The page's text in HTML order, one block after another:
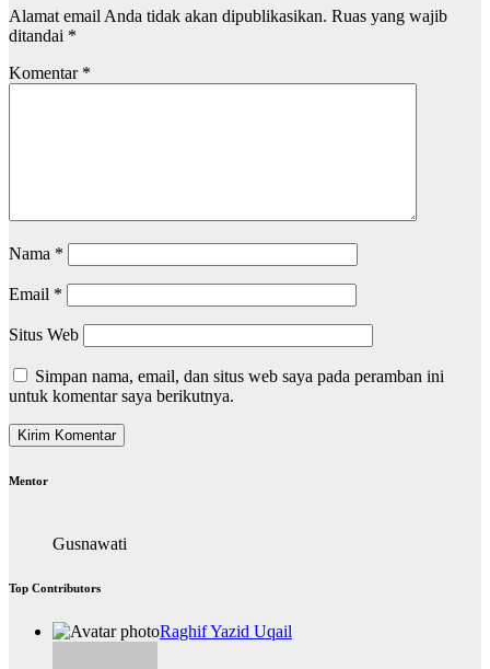
Alamat email Anda tidak akan dipublikasikan. Ruas yang wajib
ditandai *
Komentar *
Nama *
Email *
Situs Web
Simpan nama, email, dan situs web saya pada peramban ini
untuk komentar saya berikutnya.
Mentor
Gusnawati
Top Contributors
Raghif Yazid Uqail